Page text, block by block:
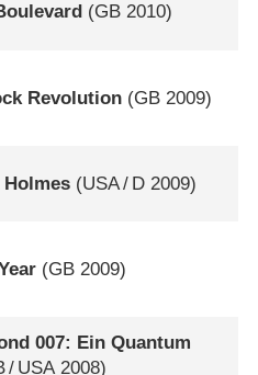
(GB 2010)
Revolution (GB 2009)
(USA/ D 2009)
(GB 2009)
007: Ein Quantum
/ USA 2008)